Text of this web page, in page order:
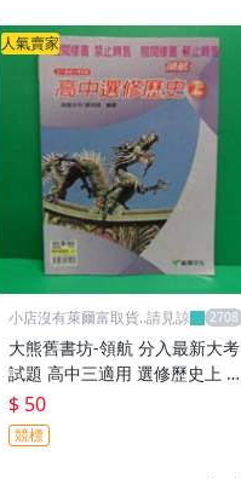
人氣賣家
小店沒有萊爾富取貨..請見諒
大熊舊書坊-領航 分入最新大考
試題 高中三適用 選修歷史上 龍
$ 50
競標